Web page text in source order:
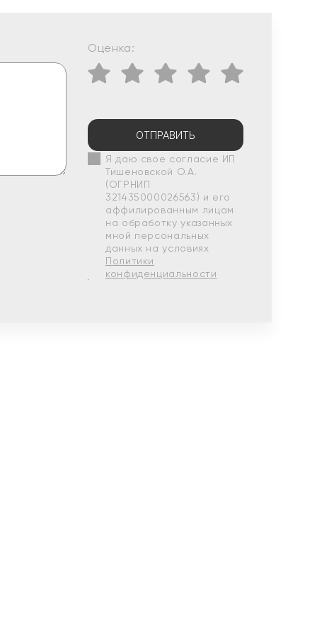
Оценка:
ОТПРАВИТЬ
Я даю свое согласие ИП
Тишеновской О.А.
(ОГРНИП
321435000026563) и его
аффилированным лицам
на обработку указанных
мной персональных
данных на условиях
Политики
конфиденциальности